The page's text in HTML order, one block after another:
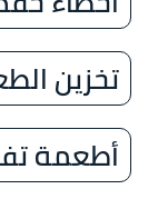
تخزين
أطعمة